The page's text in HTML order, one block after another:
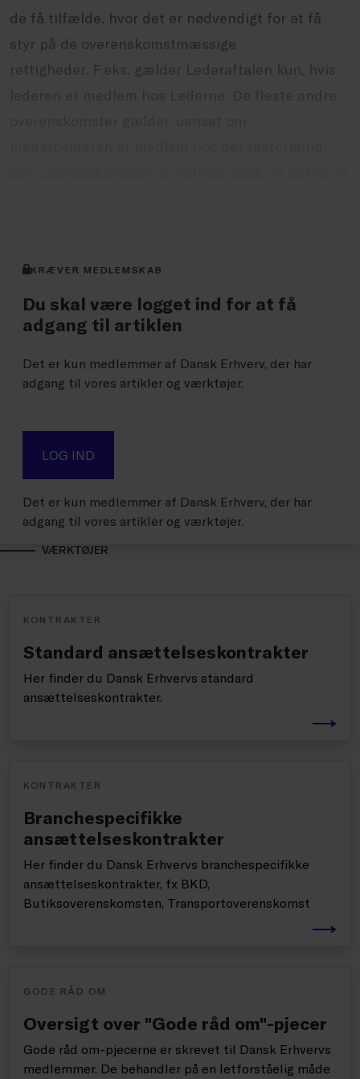
de få tilfælde, hvor det er nødvendigt for at få
styr på de overenskomstmæssige
rettigheder. F.eks. gælder Lederaftalen kun, hvis
KRÆVER MEDLEMSKAB
Du skal være logget ind for at få
adgang til artiklen
Det er kun medlemmer af Dansk Erhverv, der har
adgang til vores artikler og værktøjer.
LOG IND
Det er kun medlemmer af Dansk Erhverv, der har
adgang til vores artikler og værktøjer.
VÆRKTØJER
KONTRAKTER
Standard ansættelseskontrakter
Her finder du Dansk Erhvervs standard
ansættelseskontrakter.
KONTRAKTER
Branchespecifikke
ansættelseskontrakter
Her finder du Dansk Erhvervs branchespecifikke
ansættelseskontrakter, fx BKD,
Butiksoverenskomsten, Transportoverenskomst
GODE RÅD OM
Oversigt over "Gode råd om"-pjecer
Gode råd om-pjecerne er skrevet til Dansk Erhvervs
medlemmer. De behandler på en letforståelig måde